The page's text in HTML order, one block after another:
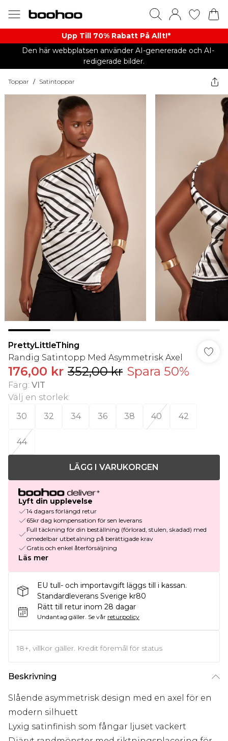
Upp Till 70% Rabatt På Allt!*
Den här webbplatsen använder AI-genererade och AI-
redigerade bilder.
Toppar / Satintoppar
PrettyLittleThing
Randig Satintopp Med Asymmetrisk Axel
176,00 kr 352,00 kr Spara 50%
Färg: VIT
Välj en storlek:
30
32 34 36 38 40 42
44
LÄGG I VARUKORGEN
Lyft din upplevelse
14 dagars förlängd retur
65kr dag kompensation för sen leverans
Full täckning för din beställning (förlorad, stulen, skadad) med
omedelbar utbetalning på berättigade krav
Gratis och enkel återförsäljning
Läs mer
EU tull- och importavgift läggs till i kassan.
Standardleverans Sverige kr80
Rätt till retur inom 28 dagar
Undantag gäller. Se vår returpolicy
18+, villkor gäller. Kredit föremål för status
Beskrivning
Slående asymmetrisk design med en axel för en
modern silhuett
Lyxig satinfinish som fångar ljuset vackert